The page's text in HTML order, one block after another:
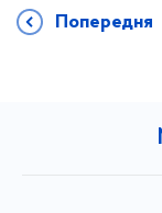
Попередня